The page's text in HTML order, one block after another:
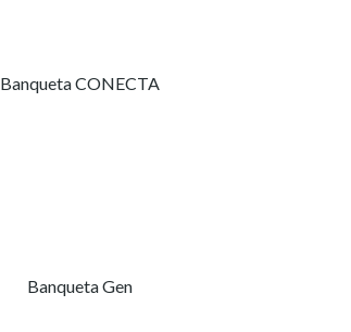
Banqueta CONECTA
Banqueta Gen